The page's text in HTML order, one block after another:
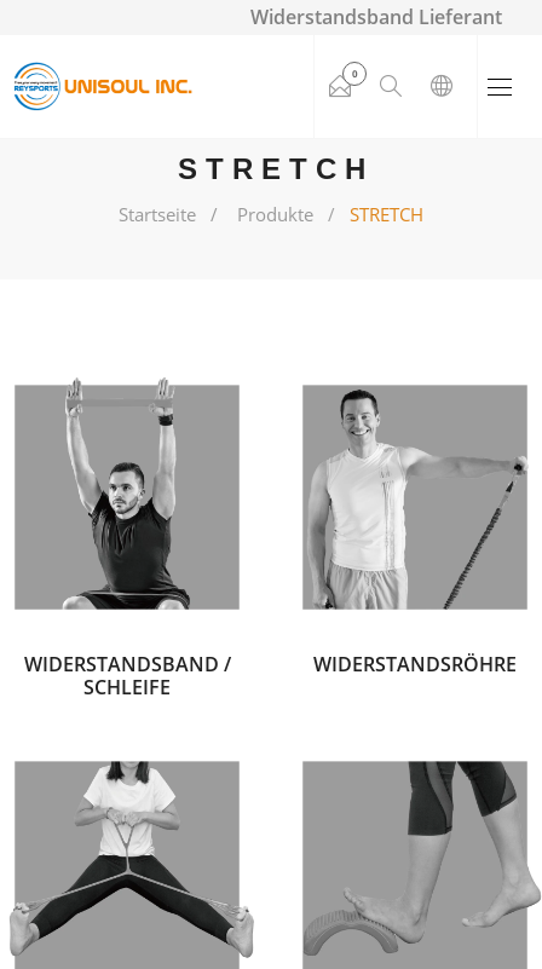
Widerstandsband Lieferant
0
STRETCH
Startseite Produkte STRETCH
WIDERSTANDSBAND /
SCHLEIFE
WIDERSTANDSRÖHRE